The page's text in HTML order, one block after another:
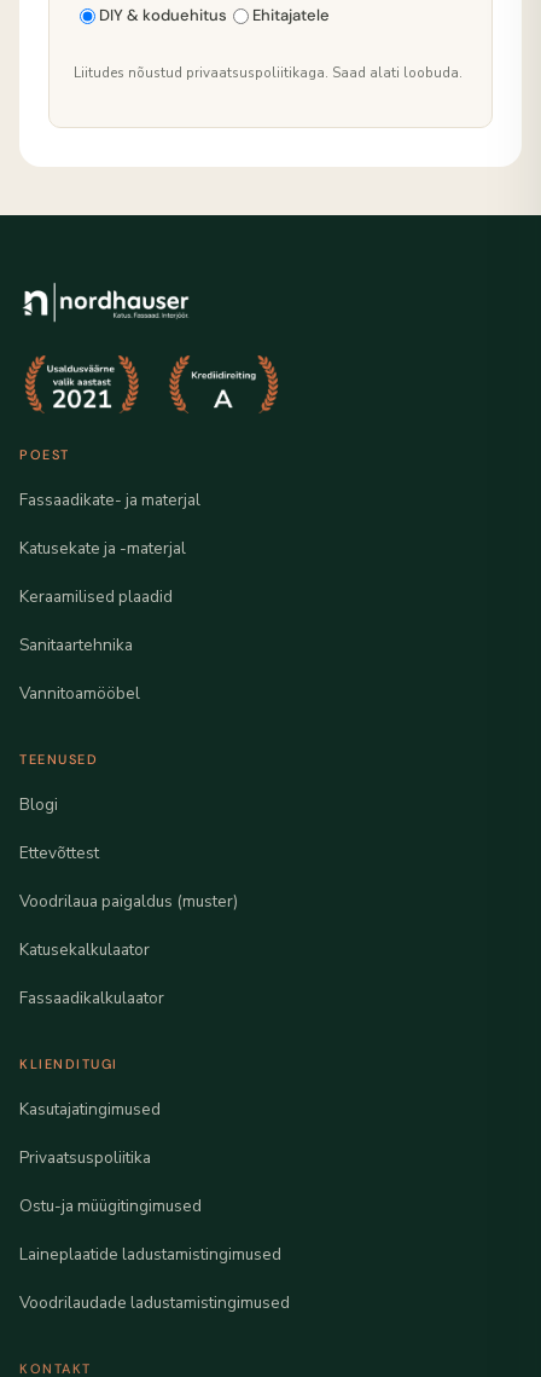
DIY & koduehitus Ehitajatele
Liitudes nõustud privaatsuspoliitikaga. Saad alati loobuda.
POEST
Fassaadikate- ja materjal
Katusekate ja -materjal
Keraamilised plaadid
Sanitaartehnika
Vannitoamööbel
TEENUSED
Blogi
Ettevõttest
Voodrilaua paigaldus (muster)
Katusekalkulaator
Fassaadikalkulaator
KLIENDITUGI
Kasutajatingimused
Privaatsuspoliitika
Ostu-ja müügitingimused
Laineplaatide ladustamistingimused
Voodrilaudade ladustamistingimused
KONTAKT